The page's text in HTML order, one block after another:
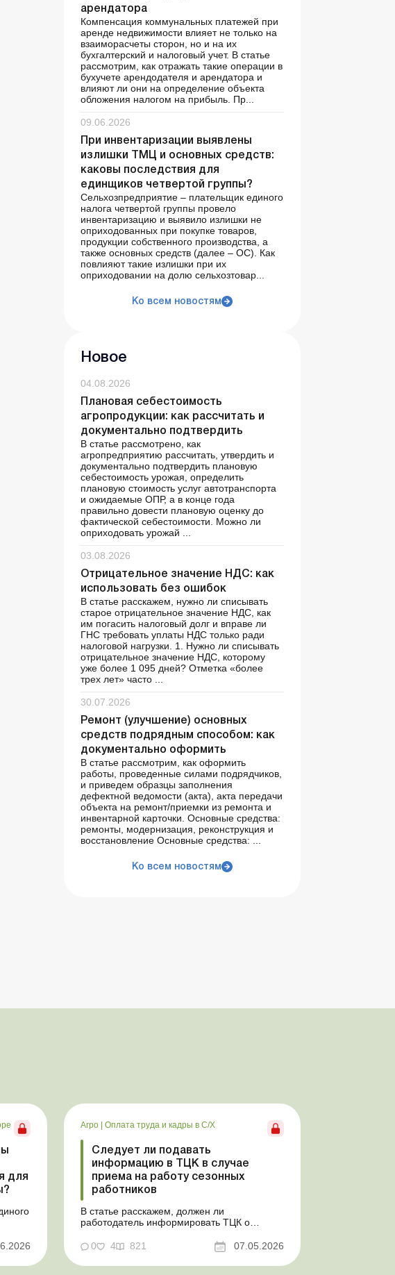
арендатора
Компенсация коммунальных платежей при
аренде недвижимости влияет не только на
взаиморасчеты сторон, но и на их
бухгалтерский и налоговый учет. В статье
рассмотрим, как отражать такие операции в
бухучете арендодателя и арендатора и
влияют ли они на определение объекта
обложения налогом на прибыль. Пр...
09.06.2026
При инвентаризации выявлены
излишки ТМЦ и основных средств:
каковы последствия для
единщиков четвертой группы?
Сельхозпредприятие – плательщик единого
налога четвертой группы провело
инвентаризацию и выявило излишки не
оприходованных при покупке товаров,
продукции собственного производства, а
также основных средств (далее – ОС). Как
повлияют такие излишки при их
оприходовании на долю сельхозтовар...
Ко всем новостям
Новое
04.08.2026
Плановая себестоимость
агропродукции: как рассчитать и
документально подтвердить
В статье рассмотрено, как
агропредприятию рассчитать, утвердить и
документально подтвердить плановую
себестоимость урожая, определить
плановую стоимость услуг автотранспорта
и ожидаемые ОПР, а в конце года
правильно довести плановую оценку до
фактической себестоимости. Можно ли
оприходовать урожай ...
03.08.2026
Отрицательное значение НДС: как
использовать без ошибок
В статье расскажем, нужно ли списывать
старое отрицательное значение НДС, как
им погасить налоговый долг и вправе ли
ГНС требовать уплаты НДС только ради
налоговой нагрузки. 1. Нужно ли списывать
отрицательное значение НДС, которому
уже более 1 095 дней? Отметка «более
трех лет» часто ...
30.07.2026
Ремонт (улучшение) основных
средств подрядным способом: как
документально оформить
В статье рассмотрим, как оформить
работы, проведенные силами подрядчиков,
и приведем образцы заполнения
дефектной ведомости (акта), акта передачи
объекта на ремонт/приемки из ремонта и
инвентарной карточки. Основные средства:
ремонты, модернизация, реконструкция и
восстановление Основные средства: ...
Ко всем новостям
для
а
Как
Агро Оплата труда и кадры в С/Х
Следует ли подавать
информацию в ТЦК в случае
приема на работу сезонных
работников
В статье расскажем, должен ли
работодатель информировать ТЦК о
Суть проблемы. Сейчас многие
агропредприятия принимают работников на
сезонные работы. Из-за значительных
0 4 821 07.05.2026